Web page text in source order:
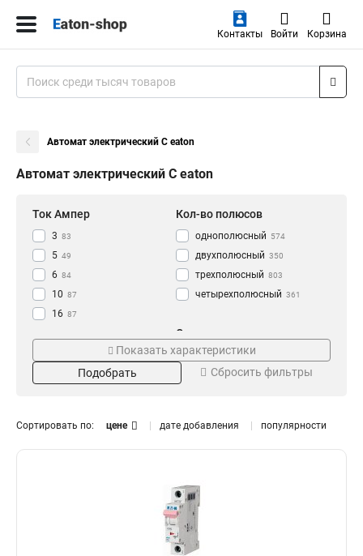
Контакты Войти Корзина
Автомат электрический C eaton
Автомат электрический C eaton
Ток Ампер
3 83
5 49
6 84
10 87
16 87
106
63 79
80 32
Кол-во полюсов
однополюсный 574
двухполюсный 350
трехполюсный 803
четырехполюсный 361
Отключающая
способность
423
20 30
25 408
IP20
Назначение
для дома
Показать характеристики
Подобрать
Сбросить фильтры
Сортировать по: цене дате добавления популярности